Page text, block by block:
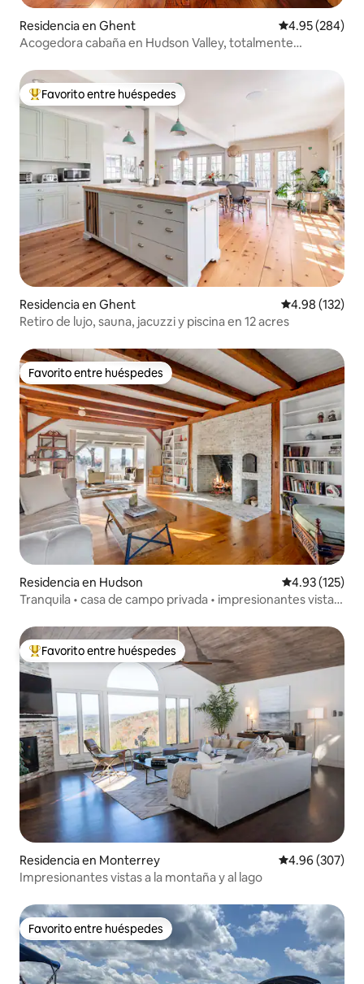
Residencia en Ghent Calificación
4.95 (284)
Acogedora cabaña en Hudson Valley, totalmente
De los mejores en Favorito entre huéspedes
Favorito entre huéspedes
Residencia en Ghent Calificación
4.98 (132)
Retiro de lujo, sauna, jacuzzi y piscina en 12 acres
Favorito entre huéspedes
Favorito entre huéspedes
Residencia en Hudson Calificación
4.93 (125)
Tranquila • casa de campo privada • impresionantes vistas
De los mejores en Favorito entre huéspedes
Favorito entre huéspedes
Residencia en Monterrey Calificación
4.96 (307)
Impresionantes vistas a la montaña y al lago
Favorito entre huéspedes
Favorito entre huéspedes